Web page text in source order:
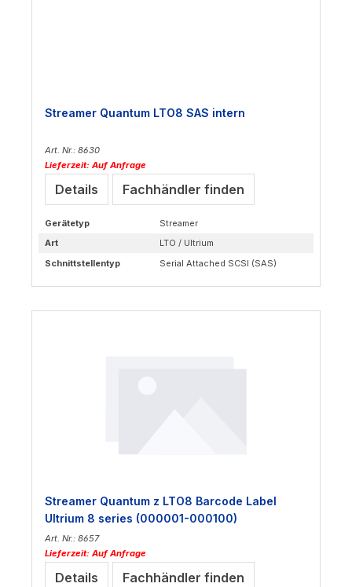
Streamer Quantum LTO8 SAS intern
Art. Nr.: 8630
Lieferzeit: Auf Anfrage
Details Fachhändler finden
Gerätetyp
Streamer
Art
LTO / Ultrium
Schnittstellentyp
Serial Attached SCSI (SAS)
Streamer Quantum z LTO8 Barcode Label
Ultrium 8 series (000001-000100)
Art. Nr.: 8657
Lieferzeit: Auf Anfrage
Details Fachhändler finden